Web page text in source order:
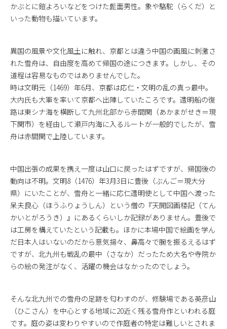
かぶとに鎧よろいなどをつけた髭面男性。象や駱駝（らくだ）と
いった動物も描いています。
異国の風景や文化風土に触れ、京都とは違う中国の画風に刺激さ
れた雪舟は、自由度を高めて帰国の途につきます。しかし、その
道程は容易なものではありませんでした。
時は文明元（1469）年6月、京都は応仁・文明の乱の真っ最中。
大内氏も大軍を率いて京都へ出陣していたころです。遣明船の復
路は東シナ海を横断して九州北部から赤間関（あかまがせき＝現
下関市）を経由して瀬戸内海に入るルートが一般的でしたが、雪
舟は赤間関で上陸しています。
中国出張の成果を携え一度は山口に戻ったはずですが、帰国後の
動向は不明。文明8（1476）年3月3日に豊後（ぶんご＝現大分
県）にいたことが、雪舟と一緒に応仁遣明使として中国へ渡った
呆夫良心（ほうふりょうしん）という僧の『天開図画楼記（てん
かいとがろうき）』にあるくらいしか記録がありません。豊後で
は工房を構えていたという記載も。ほかに本場中国で絵画を学ん
だ日本人はいないのだから意気揚々、鼻高々で腕を振るえるはず
ですが、北九州も戦乱の最中（さなか）だったため大名や寺院か
らの絵の発注がなく、活躍の機会はなかったのでしょう。
そんな北九州での雪舟の足跡を匂わすのが、修験場である英彦山
（ひこさん）を中心とする地域に20近く残る雪舟作といわれる庭
です。庭の姿は変わりやすいので作庭者の特定は難しいとされま